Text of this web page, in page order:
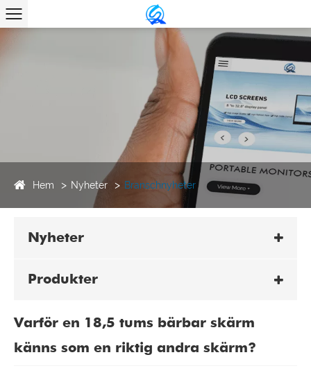
Hem Nyheter Branschnyheter
Nyheter
Produkter
Varför en 18,5 tums bärbar skärm
känns som en riktig andra skärm?